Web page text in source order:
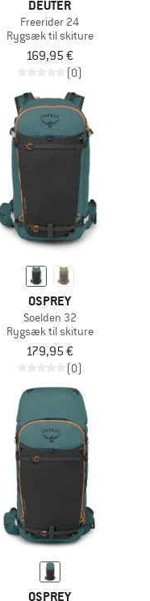
DEUTER
Freerider 24
Rygsæk til skiture
169,95 €
(0)
OSPREY
Soelden 32
Rygsæk til skiture
179,95 €
(0)
OSPREY